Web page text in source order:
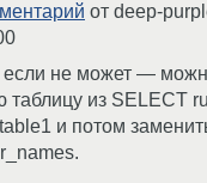
от deep-
не может —
таблицу из SELECT
и потом